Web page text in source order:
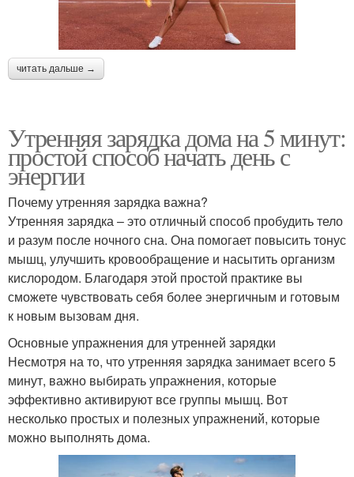
читать дальше →
Утренняя зарядка дома на 5 минут:
простой способ начать день с
энергии
Почему утренняя зарядка важна?
Утренняя зарядка – это отличный способ пробудить тело
и разум после ночного сна. Она помогает повысить тонус
мышц, улучшить кровообращение и насытить организм
кислородом. Благодаря этой простой практике вы
сможете чувствовать себя более энергичным и готовым
к новым вызовам дня.
Основные упражнения для утренней зарядки
Несмотря на то, что утренняя зарядка занимает всего 5
минут, важно выбирать упражнения, которые
эффективно активируют все группы мышц. Вот
несколько простых и полезных упражнений, которые
можно выполнять дома.